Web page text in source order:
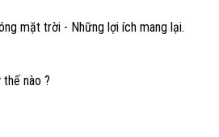
mặt trời - Những lợi ích mang lại.
nào ?